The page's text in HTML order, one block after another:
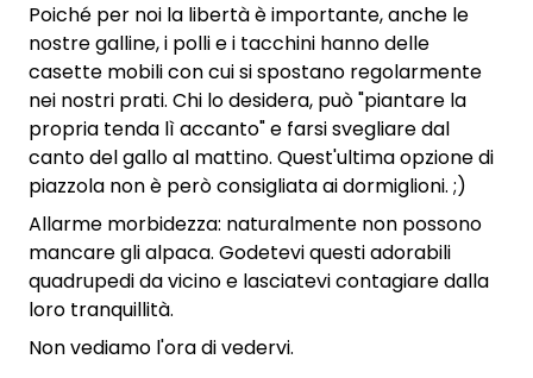
Poiché per noi la libertà è importante, anche le
nostre galline, i polli e i tacchini hanno delle
casette mobili con cui si spostano regolarmente
nei nostri prati. Chi lo desidera, può "piantare la
propria tenda lì accanto" e farsi svegliare dal
canto del gallo al mattino. Quest'ultima opzione di
piazzola non è però consigliata ai dormiglioni. ;)
Allarme morbidezza: naturalmente non possono
mancare gli alpaca. Godetevi questi adorabili
quadrupedi da vicino e lasciatevi contagiare dalla
loro tranquillità.
Non vediamo l'ora di vedervi.